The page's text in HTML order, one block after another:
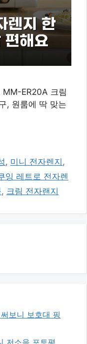
MM-ER20A 크림
, 원룸에 딱 맞는
, 미니 전자렌지 ,
잉 레트로 전자렌
, 크림 전자랜지
보니 보호대 핑
저소음 포토평